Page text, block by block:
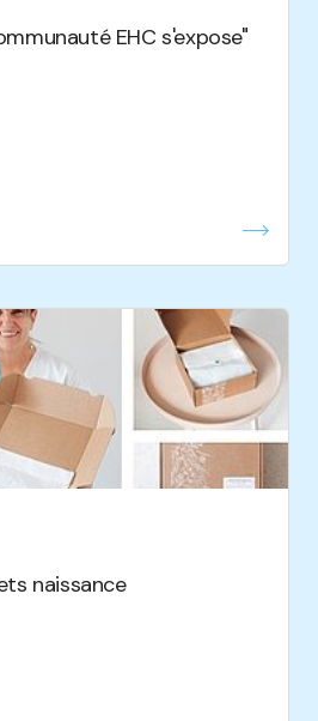
EHC s'expose"
naissance